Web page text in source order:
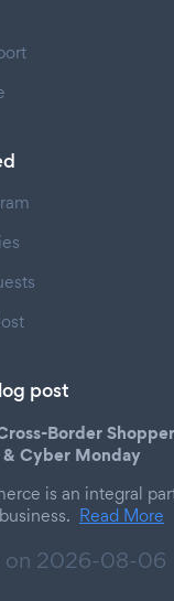
post
Border
Cyber Monday
is an integral
Read More
on 2026-08-06